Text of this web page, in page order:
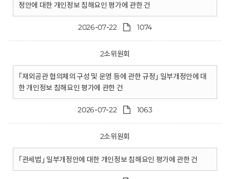
정안에 대한 개인정보 침해요인 평가에 관한 건
2026-07-22 1074
2소위원회
｢재외공관 협의체의 구성 및 운영 등에 관한 규정｣ 일부개정안에 대
한 개인정보 침해요인 평가에 관한 건
2026-07-22 1063
2소위원회
｢관세법｣ 일부개정안에 대한 개인정보 침해요인 평가에 관한 건